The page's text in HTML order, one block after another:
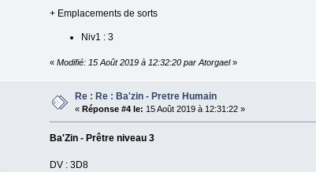
+ Emplacements de sorts
Niv1 : 3
« Modifié: 15 Août 2019 à 12:32:20 par Atorgael»
Re : Re : Ba'zin - Pretre Humain
« Réponse #4 le: 15 Août 2019 à 12:31:22 »
Ba'Zin - Prêtre niveau 3
DV : 3D8